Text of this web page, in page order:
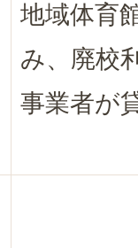
地域体育
み、廃校
事業者が